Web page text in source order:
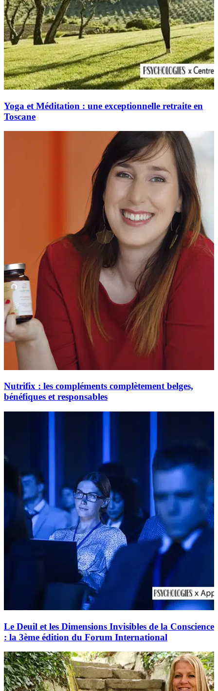
Yoga et Méditation : une exceptionnelle retraite en
Toscane
Nutrifix : les compléments complètement belges,
bénéfiques et responsables
Le Deuil et les Dimensions Invisibles de la Conscience
: la 3ème édition du Forum International